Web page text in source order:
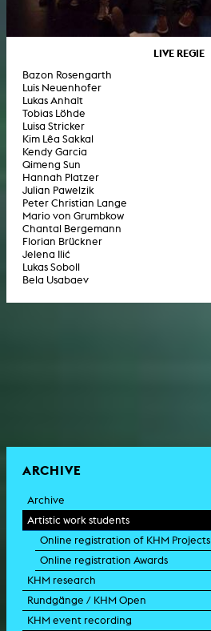
LIVE REGIE
Bazon Rosengarth
Luis Neuenhofer
Lukas Anhalt
Tobias Löhde
Luisa Stricker
Kim Lêa Sakkal
Kendy Garcia
Qimeng Sun
Hannah Platzer
Julian Pawelzik
Peter Christian Lange
Mario von Grumbkow
Chantal Bergemann
Florian Brückner
Jelena Ilić
Lukas Soboll
Bela Usabaev
ARCHIVE
Archive
Artistic work students
Online registration of KHM Projects
Online registration Awards
KHM research
Rundgänge / KHM Open
KHM event recording